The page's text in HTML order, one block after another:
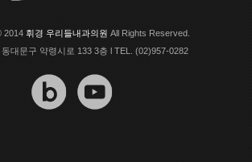
2014 휘경 우리들내과의원 All Rights Reserved.
대문구 약령시로 133 3층 l TEL. (02)957-0282